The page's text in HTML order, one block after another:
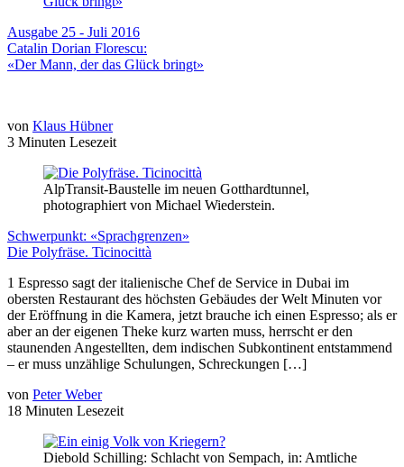
Ausgabe 25 - Juli 2016
Catalin Dorian Florescu:
«Der Mann, der das Glück bringt»
von Klaus Hübner
3 Minuten Lesezeit
AlpTransit-Baustelle im neuen Gotthardtunnel,
photographiert von Michael Wiederstein.
Schwerpunkt: «Sprachgrenzen»
Die Polyfräse. Ticinocittà
1 Espresso sagt der italienische Chef de Service in Dubai im
obersten Restaurant des höchsten Gebäudes der Welt Minuten vor
der Eröffnung in die Kamera, jetzt brauche ich einen Espresso; als er
aber an der eigenen Theke kurz warten muss, herrscht er den
staunenden Angestellten, dem indischen Subkontinent entstammend
– er muss unzählige Schulungen, Schreckungen […]
von Peter Weber
18 Minuten Lesezeit
Diebold Schilling: Schlacht von Sempach, in: Amtliche